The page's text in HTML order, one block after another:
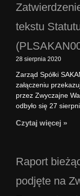
tekstu
28 sierpnia 2020
Zarząd Spółki
załączeniu
przez Zwyczajne
odbyło się 27
Czytaj więcej »
Raport
podjęte na